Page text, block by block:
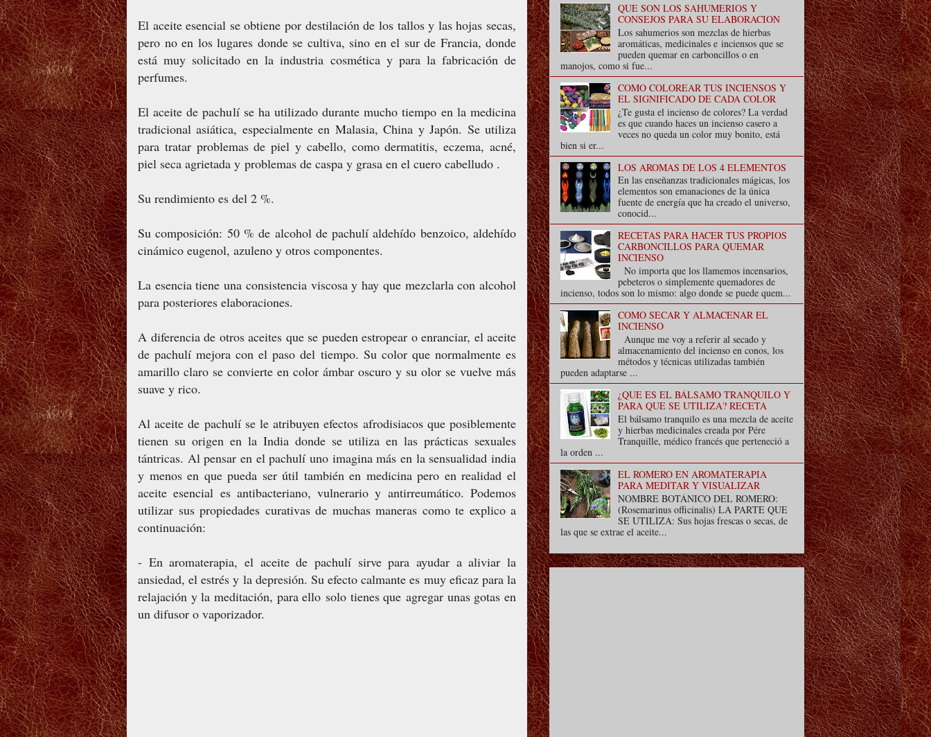
El aceite esencial se obtiene por destilación de los tallos y las hojas secas,
pero no en los lugares donde se cultiva, sino en el sur de Francia, donde
está muy solicitado en la industria cosmética y para la fabricación de
perfumes.
El aceite de pachulí se ha utilizado durante mucho tiempo en la medicina
tradicional asiática, especialmente en Malasia, China y Japón. Se utiliza
para tratar problemas de piel y cabello, como dermatitis, eczema, acné,
piel seca agrietada y problemas de caspa y grasa en el cuero cabelludo .
Su rendimiento es del 2 %.
Su composición: 50 % de alcohol de pachulí aldehído benzoico, aldehído
cinámico eugenol, azuleno y otros componentes.
La esencia tiene una consistencia viscosa y hay que mezclarla con alcohol
para posteriores elaboraciones.
A diferencia de otros aceites que se pueden estropear o enranciar, el aceite
de pachulí mejora con el paso del tiempo. Su color que normalmente es
amarillo claro se convierte en color ámbar oscuro y su olor se vuelve más
suave y rico.
Al aceite de pachulí se le atribuyen efectos afrodisiacos que posiblemente
tienen su origen en la India donde se utiliza en las prácticas sexuales
tántricas. Al pensar en el pachulí uno imagina más en la sensualidad india
y menos en que pueda ser útil también en medicina pero en realidad el
aceite esencial es antibacteriano, vulnerario y antirreumático. Podemos
utilizar sus propiedades curativas de muchas maneras como te explico a
continuación:
- En aromaterapia, el aceite de pachulí sirve para ayudar a aliviar la
ansiedad, el estrés y la depresión. Su efecto calmante es muy eficaz para la
relajación y la meditación, para ello solo tienes que agregar unas gotas en
un difusor o vaporizador.
QUE SON LOS SAHUMERIOS Y
CONSEJOS PARA SU ELABORACION
Los sahumerios son mezclas de hierbas
aromáticas, medicinales e inciensos que se
pueden quemar en carboncillos o en
manojos, como si fue...
COMO COLOREAR TUS INCIENSOS Y
EL SIGNIFICADO DE CADA COLOR
¿Te gusta el incienso de colores? La verdad
es que cuando haces un incienso casero a
veces no queda un color muy bonito, está
bien si er...
LOS AROMAS DE LOS 4 ELEMENTOS
En las enseñanzas tradicionales mágicas, los
elementos son emanaciones de la única
fuente de energía que ha creado el universo,
conocid...
RECETAS PARA HACER TUS PROPIOS
CARBONCILLOS PARA QUEMAR
INCIENSO
No importa que los llamemos incensarios,
pebeteros o simplemente quemadores de
incienso, todos son lo mismo: algo donde se puede quem...
COMO SECAR Y ALMACENAR EL
INCIENSO
Aunque me voy a referir al secado y
almacenamiento del incienso en conos, los
métodos y técnicas utilizadas también
pueden adaptarse ...
¿QUE ES EL BÁLSAMO TRANQUILO Y
PARA QUE SE UTILIZA? RECETA
El bálsamo tranquilo es una mezcla de aceite
y hierbas medicinales creada por Pére
Tranquille, médico francés que perteneció a
la orden ...
EL ROMERO EN AROMATERAPIA
PARA MEDITAR Y VISUALIZAR
NOMBRE BOTÁNICO DEL ROMERO:
(Rosemarinus officinalis) LA PARTE QUE
SE UTILIZA: Sus hojas frescas o secas, de
las que se extrae el aceite...